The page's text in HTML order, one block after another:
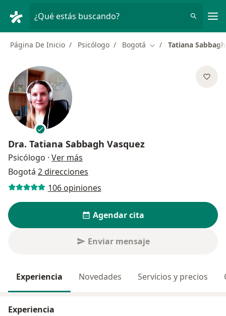
¿Qué estás buscando?
Página De Inicio Psicólogo Bogotá Cambiar de ciudad
Tatiana
Dra. Tatiana Sabbagh Vasquez
Psicólogo · Ver más
Bogotá 2 direcciones
106 opiniones
Agendar cita
Enviar mensaje
Experiencia Novedades Servicios y precios
Experiencia